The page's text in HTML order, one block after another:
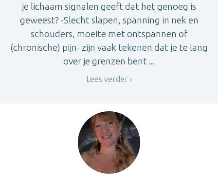
je lichaam signalen geeft dat het genoeg is
geweest? -Slecht slapen, spanning in nek en
schouders, moeite met ontspannen of
(chronische) pijn- zijn vaak tekenen dat je te lang
over je grenzen bent ...
Lees verder